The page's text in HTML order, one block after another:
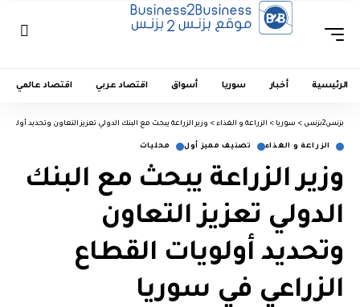
الرئيسية أخبار سوريا أسواق اقتصاد عربي اقتصاد عالمي
بزنس2بزنس > سوريا > الزراعة و الغذاء > وزير الزراعة يبحث مع البنك الدولي تعزيز التعاون وتحديد
الزراعة و الغذاء تصنيف مميز أول محليات
وزير الزراعة يبحث مع البنك
الدولي تعزيز التعاون
وتحديد أولويات القطاع
الزراعي في سوريا